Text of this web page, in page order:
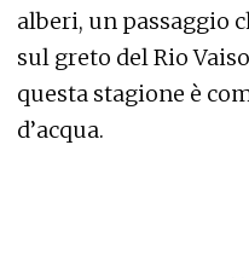
alberi, un passaggio
sul greto del Rio
questa stagione è
d’acqua.